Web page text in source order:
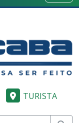
TURISTA